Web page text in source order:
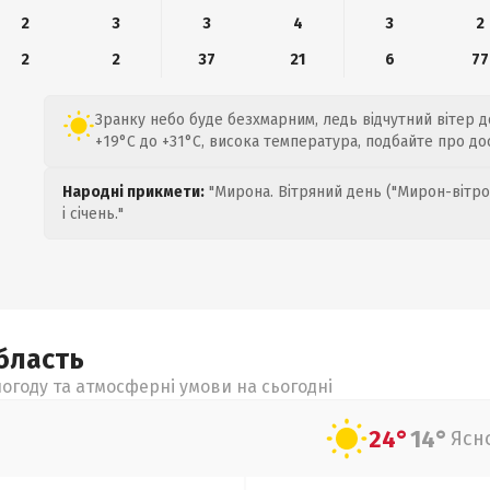
2 3 3 4 3
2
2
2 37 21 6 77
Зранку небо буде безхмарним, ледь відчутний вітер
+19°C до +31°C, висока температура, подбайте про
Народні прикмети: "Мирона. Вітряний день ("Мирон-
і січень."
та атмосферні умови на сьогодні
24°14°